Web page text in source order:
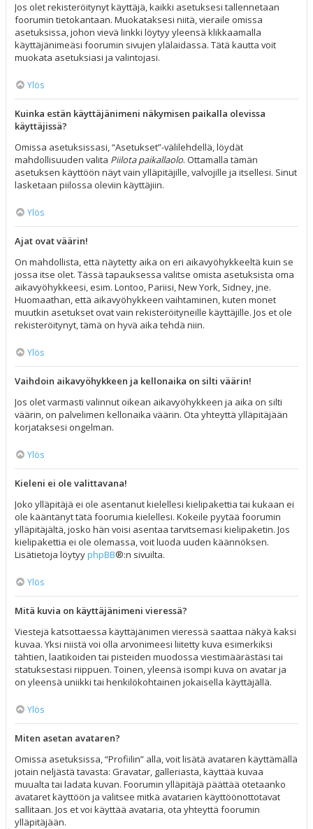
Jos olet rekisteröitynyt käyttäjä, kaikki asetuksesi tallennetaan
foorumin tietokantaan. Muokataksesi niitä, vieraile omissa
asetuksissa, johon vievä linkki löytyy yleensä klikkaamalla
käyttäjänimeäsi foorumin sivujen ylälaidassa. Tätä kautta voit
muokata asetuksiasi ja valintojasi.
Ylös
Kuinka estän käyttäjänimeni näkymisen paikalla olevissa
käyttäjissä?
Omissa asetuksissasi, “Asetukset”-välilehdellä, löydät
mahdollisuuden valita Piilota paikallaolo. Ottamalla tämän
asetuksen käyttöön näyt vain ylläpitäjille, valvojille ja itsellesi. Sinut
lasketaan piilossa oleviin käyttäjiin.
Ylös
Ajat ovat väärin!
On mahdollista, että näytetty aika on eri aikavyöhykkeeltä kuin se
jossa itse olet. Tässä tapauksessa valitse omista asetuksista oma
aikavyöhykkeesi, esim. Lontoo, Pariisi, New York, Sidney, jne.
Huomaathan, että aikavyöhykkeen vaihtaminen, kuten monet
muutkin asetukset ovat vain rekisteröityneille käyttäjille. Jos et ole
rekisteröitynyt, tämä on hyvä aika tehdä niin.
Ylös
Vaihdoin aikavyöhykkeen ja kellonaika on silti väärin!
Jos olet varmasti valinnut oikean aikavyöhykkeen ja aika on silti
väärin, on palvelimen kellonaika väärin. Ota yhteyttä ylläpitäjään
korjataksesi ongelman.
Ylös
Kieleni ei ole valittavana!
Joko ylläpitäjä ei ole asentanut kielellesi kielipakettia tai kukaan ei
ole kääntänyt tätä foorumia kielellesi. Kokeile pyytää foorumin
ylläpitäjältä, josko hän voisi asentaa tarvitsemasi kielipaketin. Jos
kielipakettia ei ole olemassa, voit luoda uuden käännöksen.
Lisätietoja löytyyphpBB®:n sivuilta.
Ylös
Mitä kuvia on käyttäjänimeni vieressä?
Viestejä katsottaessa käyttäjänimen vieressä saattaa näkyä kaksi
kuvaa. Yksi niistä voi olla arvonimeesi liitetty kuva esimerkiksi
tähtien, laatikoiden tai pisteiden muodossa viestimäärästäsi tai
statuksestasi riippuen. Toinen, yleensä isompi kuva on avatar ja
on yleensä uniikki tai henkilökohtainen jokaisella käyttäjällä.
Ylös
Miten asetan avataren?
Omissa asetuksissa, “Profiilin” alla, voit lisätä avataren käyttämällä
jotain neljästä tavasta: Gravatar, galleriasta, käyttää kuvaa
muualta tai ladata kuvan. Foorumin ylläpitäjä päättää otetaanko
avataret käyttöön ja valitsee mitkä avatarien käyttöönottotavat
sallitaan. Jos et voi käyttää avataria, ota yhteyttä foorumin
ylläpitäjään.